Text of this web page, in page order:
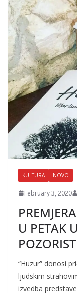
KULTURA NOVO
February 3, 2020
U PETAK
“Huzur” donosi
ljudskim
izvedba